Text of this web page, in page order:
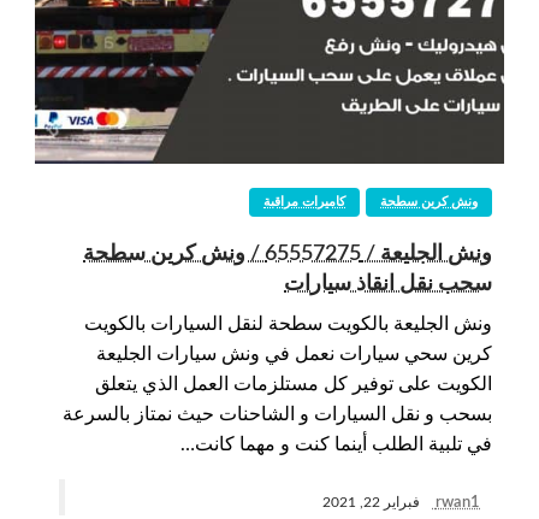
كاميرات مراقبة ونش كرين سطحة
ونش الجليعة / 65557275 / ونش كرين سطحة
سحب نقل انقاذ سيارات
ونش الجليعة بالكويت سطحة لنقل السيارات بالكويت
كرين سحي سيارات نعمل في ونش سيارات الجليعة
الكويت على توفير كل مستلزمات العمل الذي يتعلق
بسحب و نقل السيارات و الشاحنات حيث نمتاز بالسرعة
في تلبية الطلب أينما كنت و مهما كانت…
rwan1 فبراير 22, 2021